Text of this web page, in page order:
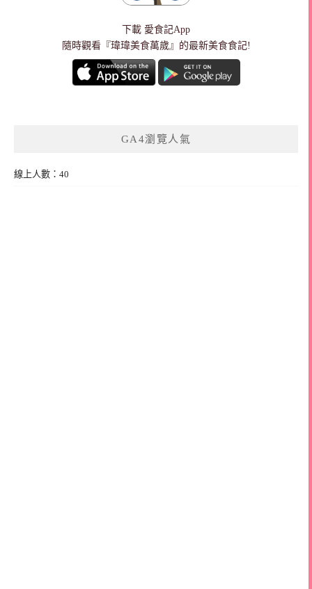
下載 愛食記App
隨時觀看『瑋瑋美食萬歲』的最新美食食記!
GA4瀏覽人氣
線上人數：40